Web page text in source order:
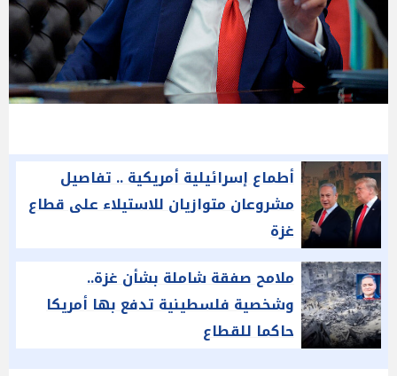
أطماع إسرائيلية أمريكية .. تفاصيل
مشروعان متوازيان للاستيلاء على قطاع
غزة
ملامح صفقة شاملة بشأن غزة..
وشخصية فلسطينية تدفع بها أمريكا
حاكما للقطاع